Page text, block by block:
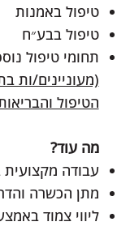
טיפול באמנות
טיפול בבע״ח
תחומי טיפול
(מעוניינים/ות
הטיפול
מה עוד?
עבודה
מתן הכשרה
ליווי צמוד